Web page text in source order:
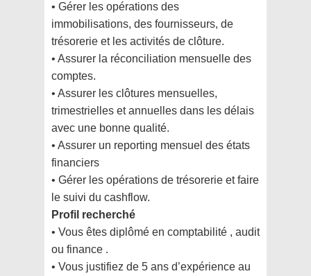
• Gérer les opérations des
immobilisations, des fournisseurs, de
trésorerie et les activités de clôture.
• Assurer la réconciliation mensuelle des
comptes.
• Assurer les clôtures mensuelles,
trimestrielles et annuelles dans les délais
avec une bonne qualité.
• Assurer un reporting mensuel des états
financiers
• Gérer les opérations de trésorerie et faire
le suivi du cashflow.
Profil recherché
• Vous êtes diplômé en comptabilité , audit
ou finance .
• Vous justifiez de 5 ans d’expérience au